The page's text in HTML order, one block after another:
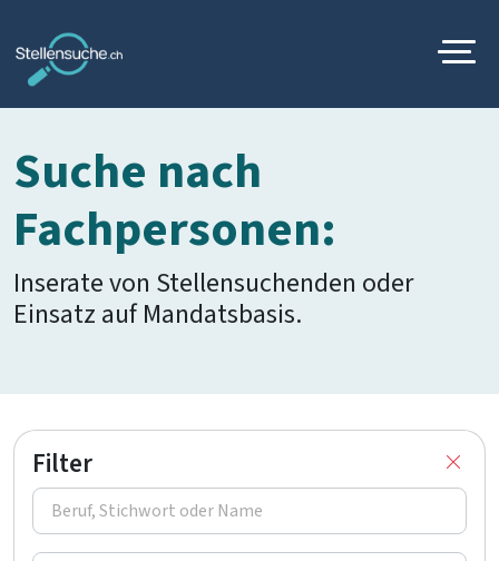
Suche nach
Fachpersonen:
Inserate von Stellensuchenden oder
Einsatz auf Mandatsbasis.
Filter